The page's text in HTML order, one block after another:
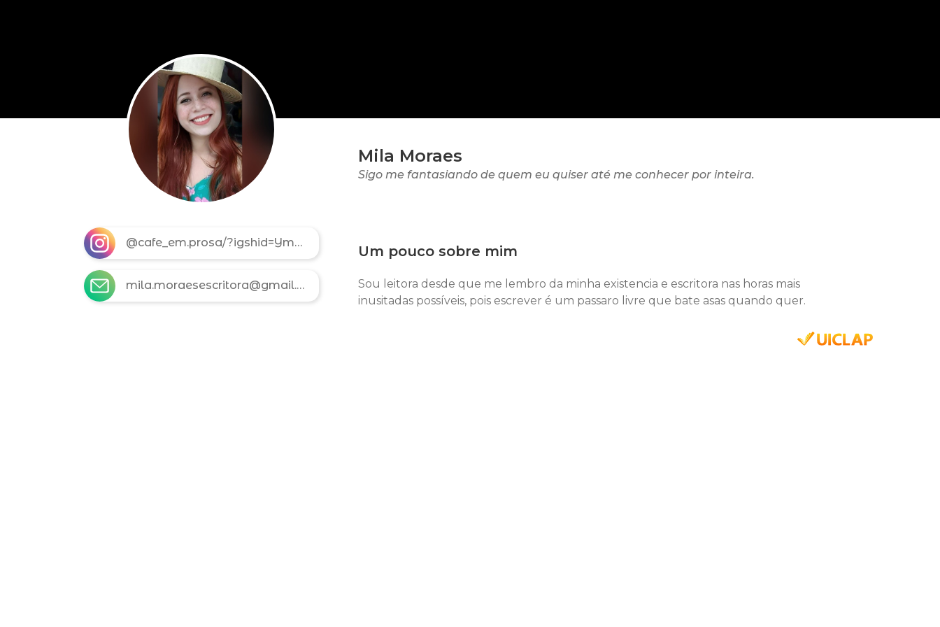
@cafe_em.prosa/?igshid=YmMyMTA2M2Y=
mila.moraesescritora@gmail.com
Mila Moraes
Sigo me fantasiando de quem eu quiser até me conhecer por inteira.
Um pouco sobre mim
Sou leitora desde que me lembro da minha existencia e escritora nas horas mais
inusitadas possíveis, pois escrever é um passaro livre que bate asas quando quer.